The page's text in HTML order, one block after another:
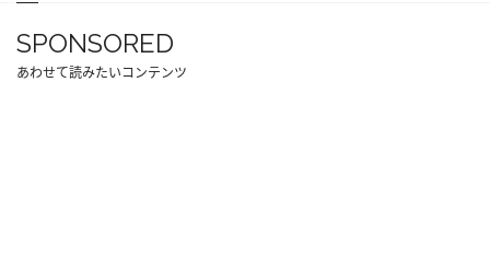
SPONSORED
あわせて読みたいコンテンツ